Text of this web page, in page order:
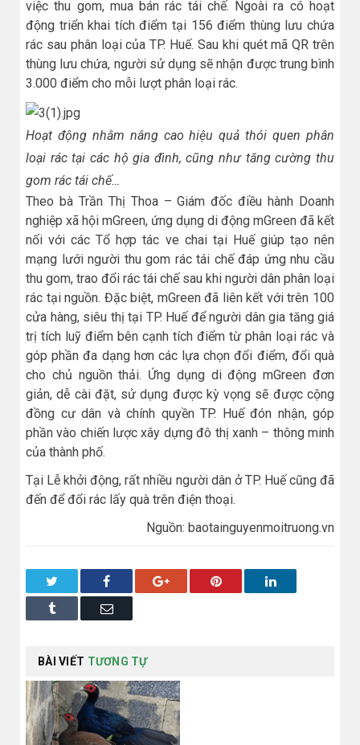
việc thu gom, mua bán rác tái chế. Ngoài ra có hoạt
động triển khai tích điểm tại 156 điểm thùng lưu chứa
rác sau phân loại của TP. Huế. Sau khi quét mã QR trên
thùng lưu chứa, người sử dụng sẽ nhận được trung bình
3.000 điểm cho mỗi lượt phân loại rác.
Hoạt động nhằm nâng cao hiệu quả thói quen phân
loại rác tại các hộ gia đình, cũng như tăng cường thu
gom rác tái chế…
Theo bà Trần Thị Thoa – Giám đốc điều hành Doanh
nghiệp xã hội mGreen, ứng dụng di động mGreen đã kết
nối với các Tổ hợp tác ve chai tại Huế giúp tạo nên
mạng lưới người thu gom rác tái chế đáp ứng nhu cầu
thu gom, trao đổi rác tái chế sau khi người dân phân loại
rác tại nguồn. Đặc biệt, mGreen đã liên kết với trên 100
cửa hàng, siêu thị tại TP. Huế để người dân gia tăng giá
trị tích luỹ điểm bên cạnh tích điểm từ phân loại rác và
góp phần đa dạng hơn các lựa chọn đổi điểm, đổi quà
cho chủ nguồn thải. Ứng dụng di động mGreen đơn
giản, dễ cài đặt, sử dụng được kỳ vọng sẽ được cộng
đồng cư dân và chính quyền TP. Huế đón nhận, góp
phần vào chiến lược xây dựng đô thị xanh – thông minh
của thành phố.
Tại Lễ khởi động, rất nhiều người dân ở TP. Huế cũng đã
đến để đổi rác lấy quà trên điện thoại.
Nguồn: baotainguyenmoitruong.vn
Facebook Google+ Pinterest LinkedIn
Tumblr Email
BÀI VIẾT TƯƠNG TỰ